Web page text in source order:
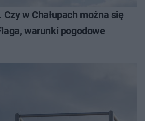
Czy w Chałupach można się
warunki pogodowe